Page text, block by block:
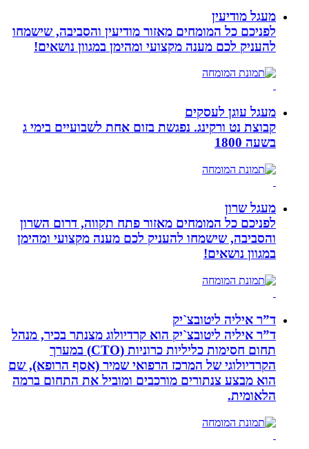
מעגל מודיעין
לפניכם כל המומחים מאזור מודיעין והסביבה, שישמחו
להעניק לכם מענה מקצועי ומהימן במגוון נושאים!
מעגל עוגן לעסקים
קבוצת נט ורקינג. נפגשת בזום אחת לשבועיים בימי ג
בשעה 1800
מעגל שרון
לפניכם כל המומחים מאזור פתח תקווה, דרום השרון
והסביבה, שישמחו להעניק לכם מענה מקצועי ומהימן
במגוון נושאים!
ד”ר איליה ליטובצ`יק
ד”ר איליה ליטובצ`יק הוא קרדיולוג מצנתר בכיר, מנהל
תחום חסימות כליליות כרוניות (CTO) במערך
הקרדיולוגי של המרכז הרפואי שמיר (אסף הרופא), שם
הוא מבצע צנתורים מורכבים ומוביל את התחום ברמה
הלאומית.